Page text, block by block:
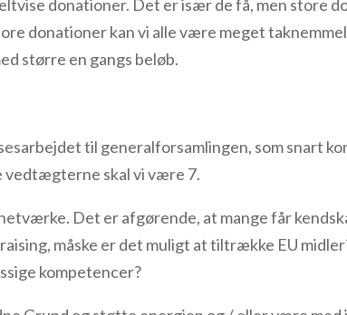
donationer. Det er især de få, men store
donationer kan vi alle være meget
større en gangs beløb.
til generalforsamlingen, som snart
vedtægterne skal vi være 7.
Det er afgørende, at mange får
måske er det muligt at tiltrække EU
kompetencer?